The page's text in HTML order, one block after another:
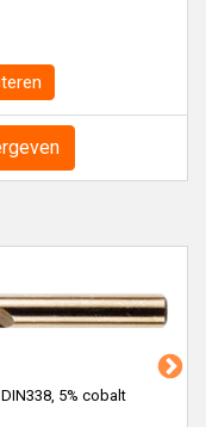
5% cobalt